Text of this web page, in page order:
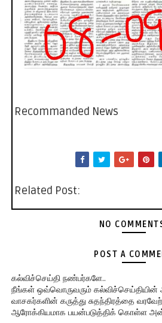
Recommanded News
Related Post:
NO
POST A
கல்விச்செய்தி நண்பர்களே..
நீங்கள் ஒவ்வொருவரும் கல்விச்செய்தியின்
வாசகர்களின் கருத்து சுதந்திரத்தை
ஆரோக்கியமாக பயன்படுத்திக் கொள்ள